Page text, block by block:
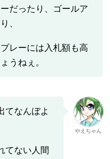
だったり、ゴールア
、
レーには入札額も高
うねぇ。
てなんぼよ
てない人間
やえちゃん